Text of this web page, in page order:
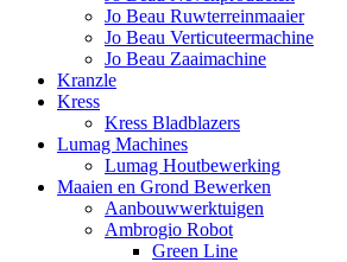
Jo Beau Ruwterreinmaaier
Jo Beau Verticuteermachine
Jo Beau Zaaimachine
Kranzle
Kress
Kress Bladblazers
Lumag Machines
Lumag Houtbewerking
Maaien en Grond Bewerken
Aanbouwwerktuigen
Ambrogio Robot
Green Line